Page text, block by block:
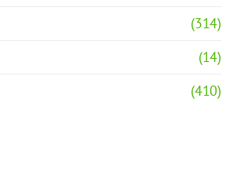
(314)
(14)
(410)